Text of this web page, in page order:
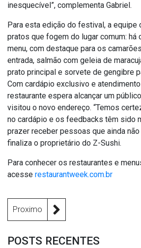
inesquecível”, complementa Gabriel.
Para esta edição do festival, a equipe
pratos que fogem do lugar comum: há
menu, com destaque para os
entrada, salmão com geleia de
prato principal e sorvete de gengibre
Com cardápio exclusivo e
restaurante espera alcançar um
visitou o novo endereço. “Temos
no cardápio e os feedbacks têm sido
prazer receber pessoas que ainda não
finaliza o proprietário do Z-Sushi.
Para conhecer os restaurantes e
acesse restaurantweek.com.br
Proximo
POSTS RECENTES